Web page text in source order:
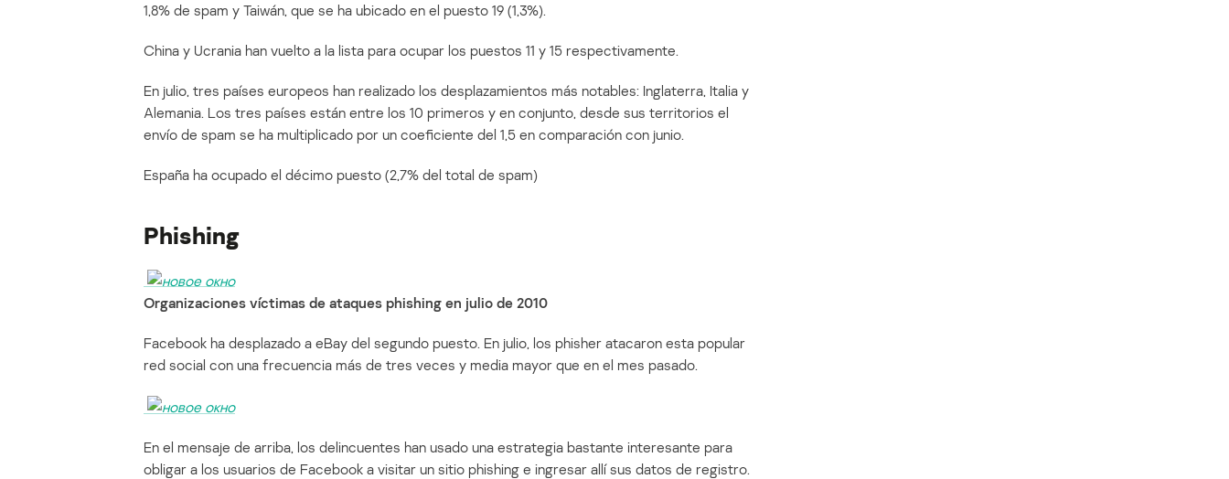
1,8% de spam y Taiwán, que se ha ubicado en el puesto 19 (1,3%).
China y Ucrania han vuelto a la lista para ocupar los puestos 11 y 15 respectivamente.
En julio, tres países europeos han realizado los desplazamientos más notables: Inglaterra, Italia y
Alemania. Los tres países están entre los 10 primeros y en conjunto, desde sus territorios el
envío de spam se ha multiplicado por un coeficiente del 1,5 en comparación con junio.
España ha ocupado el décimo puesto (2,7% del total de spam)
Phishing
Organizaciones víctimas de ataques phishing en julio de 2010
Facebook ha desplazado a eBay del segundo puesto. En julio, los phisher atacaron esta popular
red social con una frecuencia más de tres veces y media mayor que en el mes pasado.
En el mensaje de arriba, los delincuentes han usado una estrategia bastante interesante para
obligar a los usuarios de Facebook a visitar un sitio phishing e ingresar allí sus datos de registro.